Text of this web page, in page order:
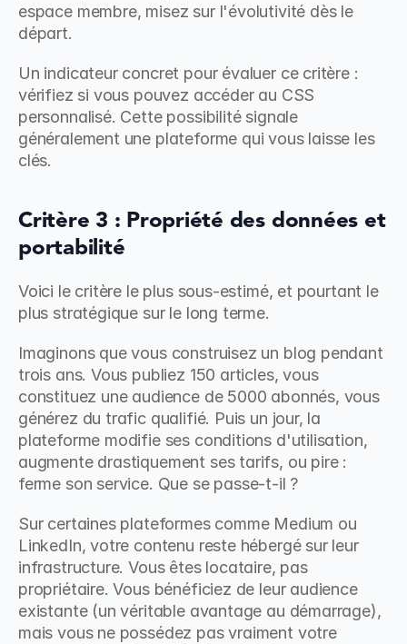
espace membre, misez sur l'évolutivité dès le
départ.
Un indicateur concret pour évaluer ce critère :
vérifiez si vous pouvez accéder au CSS
personnalisé. Cette possibilité signale
généralement une plateforme qui vous laisse les
clés.
Critère 3 : Propriété des données et
portabilité
Voici le critère le plus sous-estimé, et pourtant le
plus stratégique sur le long terme.
Imaginons que vous construisez un blog pendant
trois ans. Vous publiez 150 articles, vous
constituez une audience de 5000 abonnés, vous
générez du trafic qualifié. Puis un jour, la
plateforme modifie ses conditions d'utilisation,
augmente drastiquement ses tarifs, ou pire :
ferme son service. Que se passe-t-il ?
Sur certaines plateformes comme Medium ou
LinkedIn, votre contenu reste hébergé sur leur
infrastructure. Vous êtes locataire, pas
propriétaire. Vous bénéficiez de leur audience
existante (un véritable avantage au démarrage),
mais vous ne possédez pas vraiment votre